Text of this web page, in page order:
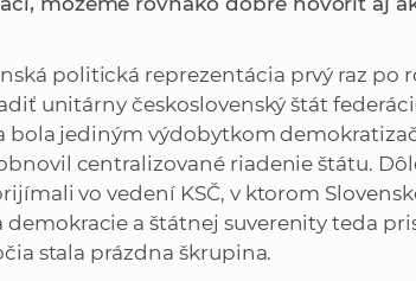
S
A
V
politická reprezentácia prvý raz po
unitárny československý štát
bola jediným výdobytkom
centralizované riadenie štátu.
vo vedení KSČ, v ktorom
a štátnej suverenity teda
stala prázdna škrupina.